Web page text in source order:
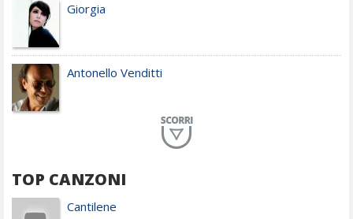
Giorgia
Antonello Venditti
Achille Lauro
TOP CANZONI
Cantilene